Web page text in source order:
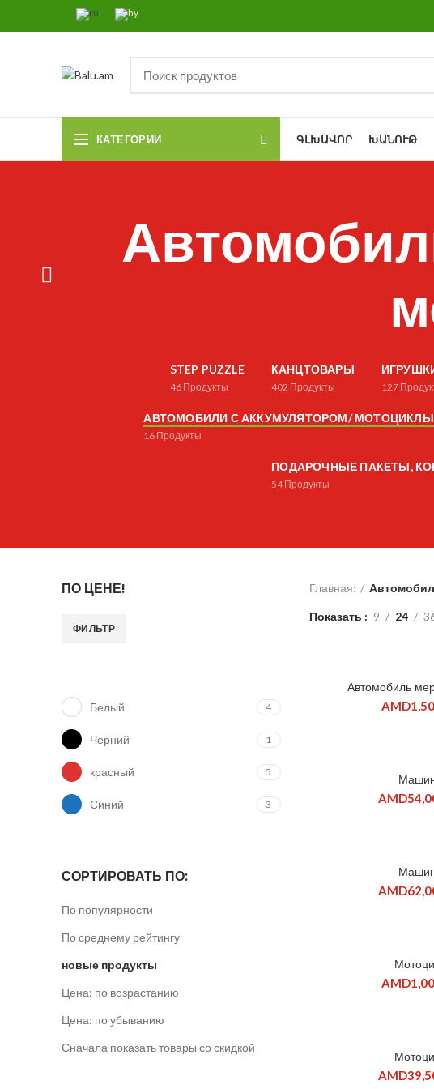
КАТЕГОРИИ ԳԼԽԱՎՈՐ ԽԱՆՈՒԹ
STEP PUZZLE
46 Продукты
КАНЦТОВАРЫ
402 Продукты 127
АВТОМОБИЛИ С АККУМУЛЯТОРОМ/ МОТОЦИКЛЫ
16 Продукты
ПОДАРОЧНЫЕ ПАКЕТЫ,
54Продукты
ПО ЦЕНЕ!
ФИЛЬТР
Белый 4
Черний 1
красный 5
Синий 3
СОРТИРОВАТЬ ПО:
По популярности
По среднему рейтингу
новые продукты
Цена: по возрастанию
Цена: по убыванию
Сначала показать товары со скидкой
Главная:
Показать 9 24
Автомобиль
AMD
AMD
AMD
AMD
AMD